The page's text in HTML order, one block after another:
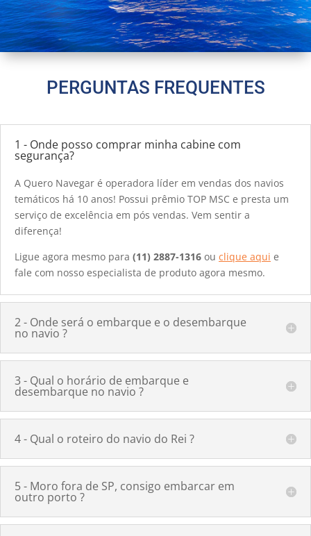
PERGUNTAS FREQUENTES
1 - Onde posso comprar minha cabine com
segurança?
A Quero Navegar é operadora líder em vendas dos navios
temáticos há 10 anos! Possui prêmio TOP MSC e presta um
serviço de excelência em pós vendas. Vem sentir a
diferença!
Ligue agora mesmo para (11) 2887-1316 ou clique aqui e
fale com nosso especialista de produto agora mesmo.
2 - Onde será o embarque e o desembarque
no navio ?
3 - Qual o horário de embarque e
desembarque no navio ?
4 - Qual o roteiro do navio do Rei ?
5 - Moro fora de SP, consigo embarcar em
outro porto ?